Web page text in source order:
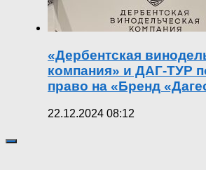
«Дербентская
компания» и ДАГ-ТУР
право на «Бренд
22.12.2024 08:12